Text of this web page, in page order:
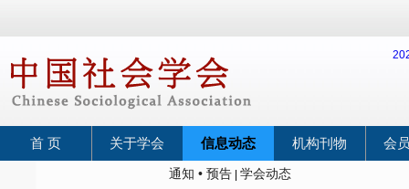
首 页 关于学会 信息动态 机构刊物 会
通知 • 预告 学会动态